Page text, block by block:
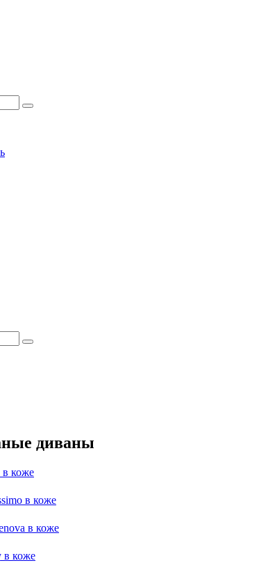
диваны
в коже
в коже
в коже
в коже